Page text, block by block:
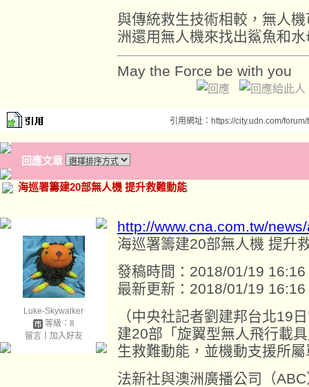
與傳統救生技術相較，無人
洲還用無人機來找出鯊魚和
May the Force be with you
引用網址：https://city.udn.com/
回應文章
海巡署籌建20部無人機 提升救難動能
Luke-Skywalker
等級：8
留言｜ 加入好友
http://www.cna.com.tw/
海巡署籌建20部無人機 提升
發稿時間：2018/01/19 16:16
最新更新：2018/01/19 16:16
（中央社記者劉建邦台北19
建20部「旋翼型無人飛行載
生救難動能，並機動支援所
法新社與澳洲廣播公司（